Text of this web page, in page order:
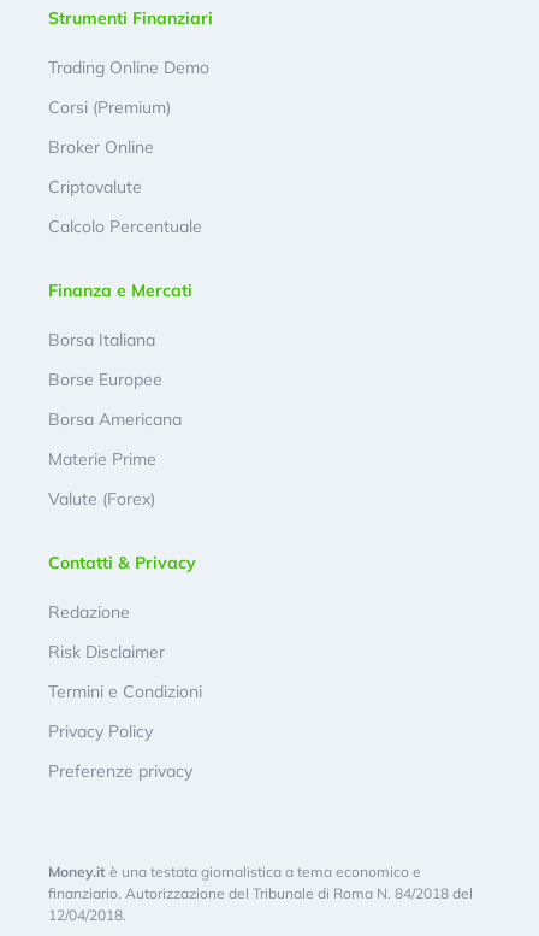
Strumenti Finanziari
Trading Online Demo
Corsi (Premium)
Broker Online
Criptovalute
Calcolo Percentuale
Finanza e Mercati
Borsa Italiana
Borse Europee
Borsa Americana
Materie Prime
Valute (Forex)
Contatti & Privacy
Redazione
Risk Disclaimer
Termini e Condizioni
Privacy Policy
Preferenze privacy
Money.it è una testata giornalistica a tema economico e
finanziario. Autorizzazione del Tribunale di Roma N. 84/2018 del
12/04/2018.